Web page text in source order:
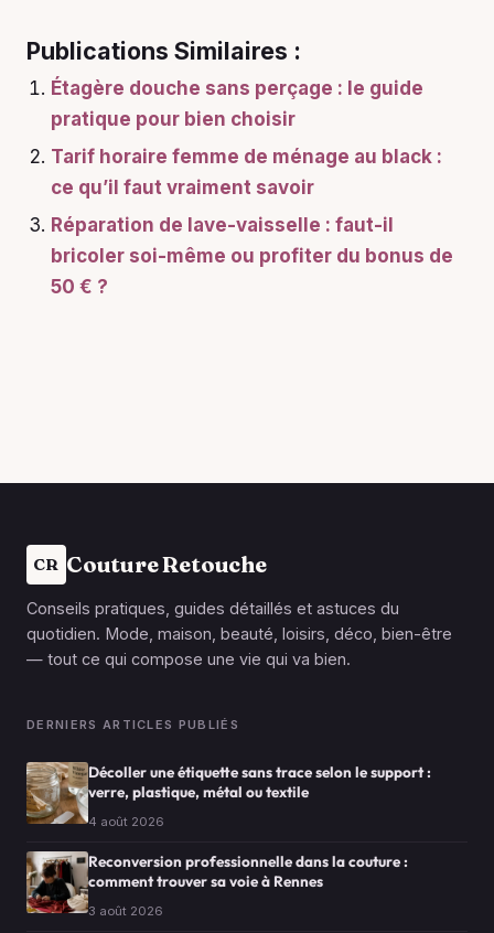
Publications Similaires :
Étagère douche sans perçage : le guide
pratique pour bien choisir
Tarif horaire femme de ménage au black :
ce qu’il faut vraiment savoir
Réparation de lave-vaisselle : faut-il
bricoler soi-même ou profiter du bonus de
50 € ?
CR Couture Retouche
Conseils pratiques, guides détaillés et astuces du
quotidien. Mode, maison, beauté, loisirs, déco, bien-être
— tout ce qui compose une vie qui va bien.
DERNIERS ARTICLES PUBLIÉS
Décoller une étiquette sans trace selon le support :
verre, plastique, métal ou textile
4 août 2026
Reconversion professionnelle dans la couture :
comment trouver sa voie à Rennes
3 août 2026